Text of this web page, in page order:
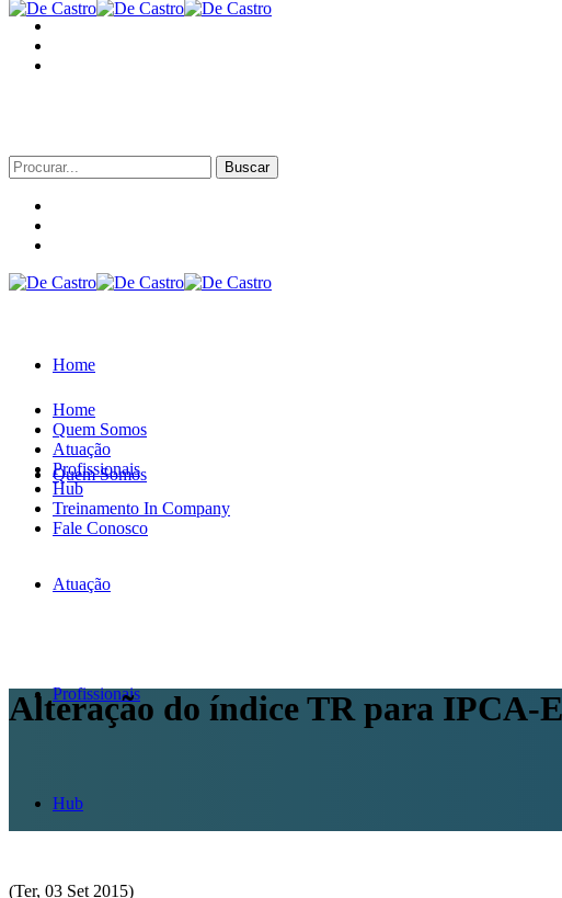
Procurar
por:
Home
Quem Somos
Atuação
Profissionais
Hub
Home
Quem Somos
Atuação
Profissionais
Hub
Treinamento In Company
Fale Conosco
Alteração do índice TR para IPCA-
(Ter, 03 Set 2015)